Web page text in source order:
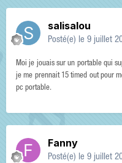
salisalou
Posté(e) le 9 juillet
Moi je jouais sur un portable qui
je me prennait 15 timed out pour
pc portable.
Fanny
Posté(e) le 9 juillet